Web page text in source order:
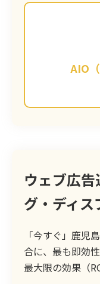
AIO
今後主流
（対話型検
参照元とし
ウェブ広
グ・ディス
「今すぐ」鹿児
合に、最も即効
最大限の効果（